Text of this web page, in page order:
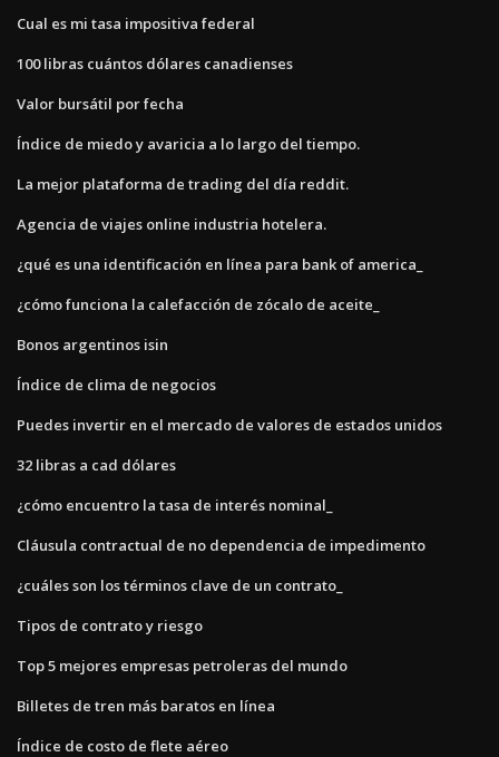
Cual es mi tasa impositiva federal
100 libras cuántos dólares canadienses
Valor bursátil por fecha
Índice de miedo y avaricia a lo largo del tiempo.
La mejor plataforma de trading del día reddit.
Agencia de viajes online industria hotelera.
¿qué es una identificación en línea para bank of america_
¿cómo funciona la calefacción de zócalo de aceite_
Bonos argentinos isin
Índice de clima de negocios
Puedes invertir en el mercado de valores de estados unidos
32 libras a cad dólares
¿cómo encuentro la tasa de interés nominal_
Cláusula contractual de no dependencia de impedimento
¿cuáles son los términos clave de un contrato_
Tipos de contrato y riesgo
Top 5 mejores empresas petroleras del mundo
Billetes de tren más baratos en línea
Índice de costo de flete aéreo